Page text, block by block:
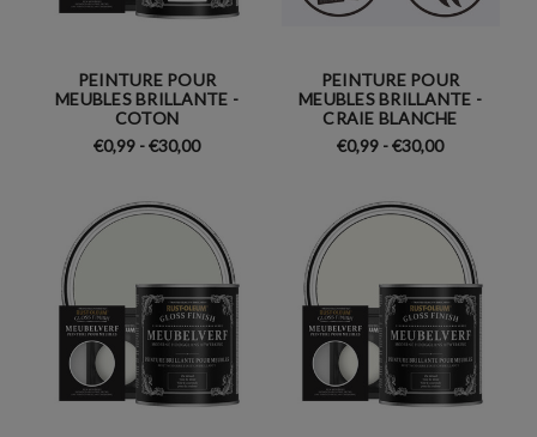
PEINTURE POUR
MEUBLES BRILLANTE -
COTON
€0,99 - €30,00
PEINTURE POUR
MEUBLES BRILLANTE -
CRAIE BLANCHE
€0,99 - €30,00